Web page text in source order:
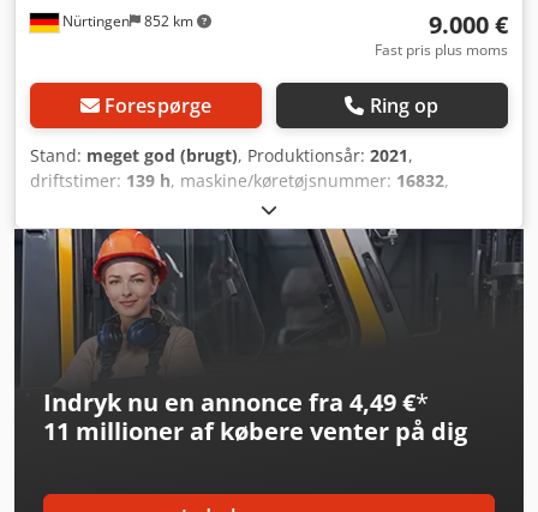
Nürtingen 852 km 9.000 €
Fast pris plus moms
Forespørge Ring op
Stand: meget god (brugt), Produktionsår: 2021,
driftstimer: 139 h, maskine/køretøjsnummer: 16832,
, samlet vægt:
bygningshøjde:2.400 mm, brændstoftype:elektrisk,
batterispænding:
, produktbredde (maks.): 1.150 mm ,
arbejdshøjde:10.100 mm, 180726 Djdpfx Aeygpkdoafeck
Serienummer: 5313844 Batteridetaljer: 24V 240Ah
Indryk nu en annonce fra 4,49 €*
11 millioner af købere venter på dig